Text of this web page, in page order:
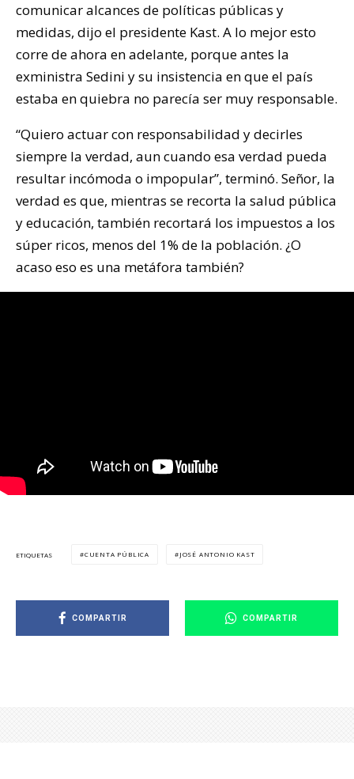
comunicar alcances de políticas públicas y
medidas, dijo el presidente Kast. A lo mejor esto
corre de ahora en adelante, porque antes la
exministra Sedini y su insistencia en que el país
estaba en quiebra no parecía ser muy responsable.
“Quiero actuar con responsabilidad y decirles
siempre la verdad, aun cuando esa verdad pueda
resultar incómoda o impopular”, terminó. Señor, la
verdad es que, mientras se recorta la salud pública
y educación, también recortará los impuestos a los
súper ricos, menos del 1% de la población. ¿O
acaso eso es una metáfora también?
ETIQUETAS CUENTA PÚBLICA JOSÉ ANTONIO KAST
COMPARTIR COMPARTIR